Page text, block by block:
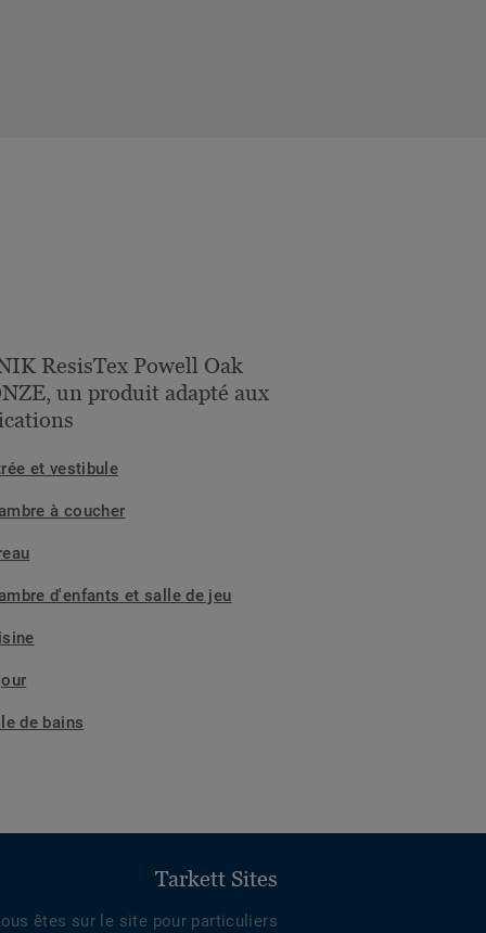
ResisTex Powell Oak
un produit adapté aux
et vestibule
à coucher
d'enfants et salle de jeu
de bains
Tarkett Sites
êtes sur le site pour particuliers